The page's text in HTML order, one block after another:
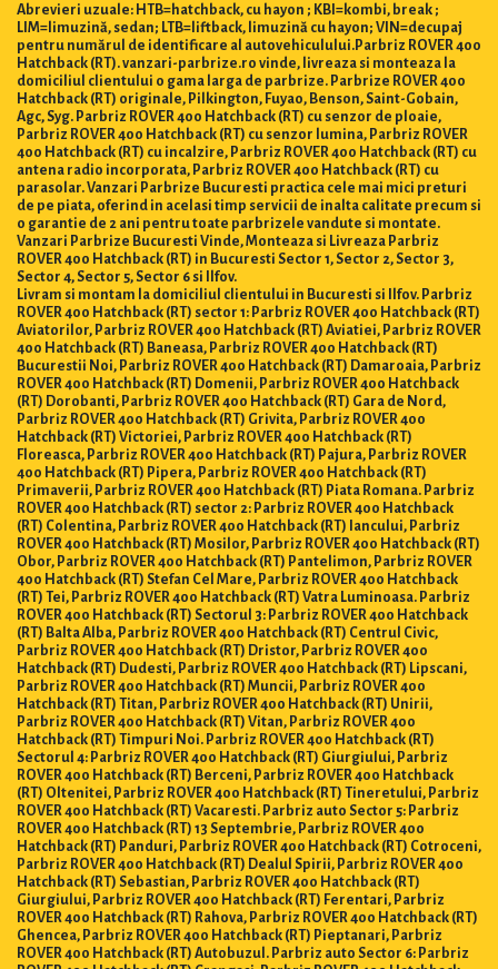
Abrevieri uzuale: HTB=hatchback, cu hayon ; KBI=kombi, break ;
LIM=limuzină, sedan; LTB=liftback, limuzină cu hayon; VIN=decupaj
pentru numărul de identificare al autovehiculului.Parbriz ROVER 400
Hatchback (RT). vanzari-parbrize.ro vinde, livreaza si monteaza la
domiciliul clientului o gama larga de parbrize. Parbrize ROVER 400
Hatchback (RT) originale, Pilkington, Fuyao, Benson, Saint-Gobain,
Agc, Syg. Parbriz ROVER 400 Hatchback (RT) cu senzor de ploaie,
Parbriz ROVER 400 Hatchback (RT) cu senzor lumina, Parbriz ROVER
400 Hatchback (RT) cu incalzire, Parbriz ROVER 400 Hatchback (RT) cu
antena radio incorporata, Parbriz ROVER 400 Hatchback (RT) cu
parasolar. Vanzari Parbrize Bucuresti practica cele mai mici preturi
de pe piata, oferind in acelasi timp servicii de inalta calitate precum si
o garantie de 2 ani pentru toate parbrizele vandute si montate.
Vanzari Parbrize Bucuresti Vinde, Monteaza si Livreaza Parbriz
ROVER 400 Hatchback (RT) in Bucuresti Sector 1, Sector 2, Sector 3,
Sector 4, Sector 5, Sector 6 si Ilfov.
Livram si montam la domiciliul clientului in Bucuresti si Ilfov. Parbriz
ROVER 400 Hatchback (RT) sector 1: Parbriz ROVER 400 Hatchback (RT)
Aviatorilor, Parbriz ROVER 400 Hatchback (RT) Aviatiei, Parbriz ROVER
400 Hatchback (RT) Baneasa, Parbriz ROVER 400 Hatchback (RT)
Bucurestii Noi, Parbriz ROVER 400 Hatchback (RT) Damaroaia, Parbriz
ROVER 400 Hatchback (RT) Domenii, Parbriz ROVER 400 Hatchback
(RT) Dorobanti, Parbriz ROVER 400 Hatchback (RT) Gara de Nord,
Parbriz ROVER 400 Hatchback (RT) Grivita, Parbriz ROVER 400
Hatchback (RT) Victoriei, Parbriz ROVER 400 Hatchback (RT)
Floreasca, Parbriz ROVER 400 Hatchback (RT) Pajura, Parbriz ROVER
400 Hatchback (RT) Pipera, Parbriz ROVER 400 Hatchback (RT)
Primaverii, Parbriz ROVER 400 Hatchback (RT) Piata Romana. Parbriz
ROVER 400 Hatchback (RT) sector 2: Parbriz ROVER 400 Hatchback
(RT) Colentina, Parbriz ROVER 400 Hatchback (RT) Iancului, Parbriz
ROVER 400 Hatchback (RT) Mosilor, Parbriz ROVER 400 Hatchback (RT)
Obor, Parbriz ROVER 400 Hatchback (RT) Pantelimon, Parbriz ROVER
400 Hatchback (RT) Stefan Cel Mare, Parbriz ROVER 400 Hatchback
(RT) Tei, Parbriz ROVER 400 Hatchback (RT) Vatra Luminoasa. Parbriz
ROVER 400 Hatchback (RT) Sectorul 3: Parbriz ROVER 400 Hatchback
(RT) Balta Alba, Parbriz ROVER 400 Hatchback (RT) Centrul Civic,
Parbriz ROVER 400 Hatchback (RT) Dristor, Parbriz ROVER 400
Hatchback (RT) Dudesti, Parbriz ROVER 400 Hatchback (RT) Lipscani,
Parbriz ROVER 400 Hatchback (RT) Muncii, Parbriz ROVER 400
Hatchback (RT) Titan, Parbriz ROVER 400 Hatchback (RT) Unirii,
Parbriz ROVER 400 Hatchback (RT) Vitan, Parbriz ROVER 400
Hatchback (RT) Timpuri Noi. Parbriz ROVER 400 Hatchback (RT)
Sectorul 4: Parbriz ROVER 400 Hatchback (RT) Giurgiului, Parbriz
ROVER 400 Hatchback (RT) Berceni, Parbriz ROVER 400 Hatchback
(RT) Oltenitei, Parbriz ROVER 400 Hatchback (RT) Tineretului, Parbriz
ROVER 400 Hatchback (RT) Vacaresti. Parbriz auto Sector 5: Parbriz
ROVER 400 Hatchback (RT) 13 Septembrie, Parbriz ROVER 400
Hatchback (RT) Panduri, Parbriz ROVER 400 Hatchback (RT) Cotroceni,
Parbriz ROVER 400 Hatchback (RT) Dealul Spirii, Parbriz ROVER 400
Hatchback (RT) Sebastian, Parbriz ROVER 400 Hatchback (RT)
Giurgiului, Parbriz ROVER 400 Hatchback (RT) Ferentari, Parbriz
ROVER 400 Hatchback (RT) Rahova, Parbriz ROVER 400 Hatchback (RT)
Ghencea, Parbriz ROVER 400 Hatchback (RT) Pieptanari, Parbriz
ROVER 400 Hatchback (RT) Autobuzul. Parbriz auto Sector 6: Parbriz